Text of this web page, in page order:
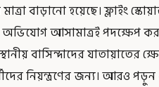
বাড়ানো হয়েছে। ফ্লাইং
অভিযোগ আসামাত্রই পদক্ষেপ
বাসিন্দাদের যাতায়াতের
নিয়ন্ত্রণের জন্য। আরও পড়ুন